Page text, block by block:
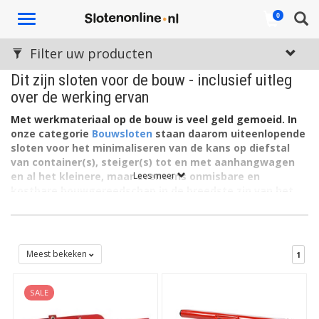
Toggle
0
Dit zijn sloten voor de bouw - inclusief uitleg
over de werking ervan
Met werkmateriaal op de bouw is veel geld gemoeid. In
onze categorie Bouwsloten staan daarom uiteenlopende
sloten voor het minimaliseren van de kans op diefstal
van container(s), steiger(s) tot en met aanhangwagen
en al het kleinere, maar eveneens onmisbare en
zijn de kenmerken?
Lees meer
Filter uw producten
Meest bekeken 1
SALE